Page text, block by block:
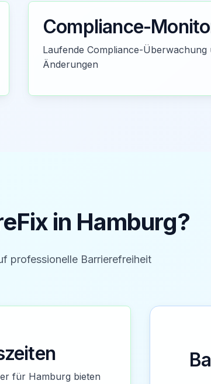
Compliance-
Laufende Compliance-
Änderungen
in Hamburg?
professionelle Barrierefreiheit
für Hamburg bieten